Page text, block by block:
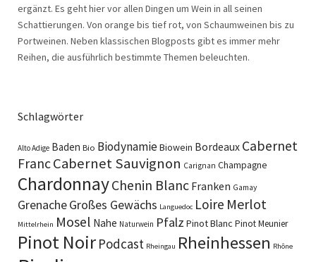
ergänzt. Es geht hier vor allen Dingen um Wein in all seinen
Schattierungen. Von orange bis tief rot, von Schaumweinen bis zu
Portweinen. Neben klassischen Blogposts gibt es immer mehr
Reihen, die ausführlich bestimmte Themen beleuchten.
Schlagwörter
Alto Adige Baden Bio BiodynamieBiowein Bordeaux Cabernet
FrancCabernet Sauvignon Carignan Champagne
ChardonnayChenin Blanc Franken Gamay
GrenacheGroßes Gewächs Languedoc Loire Merlot
Mittelrhein Mosel Nahe Naturwein Pfalz Pinot Blanc Pinot Meunier
Pinot Noir Podcast Rheingau Rheinhessen Rhône